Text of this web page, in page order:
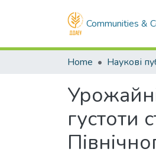
Communities &
Home Наукові
густоти